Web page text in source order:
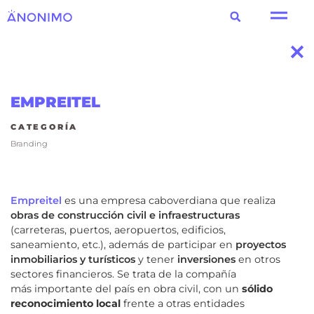
EMPREITEL
CATEGORÍA
Branding
Empreitel es una empresa caboverdiana que realiza
obras de construcción civil e infraestructuras
(carreteras, puertos, aeropuertos, edificios,
saneamiento, etc.), además de participar en proyectos
inmobiliarios y turísticos y tener inversiones en otros
sectores financieros. Se trata de la compañía
más importante del país en obra civil, con un sólido
reconocimiento local frente a otras entidades